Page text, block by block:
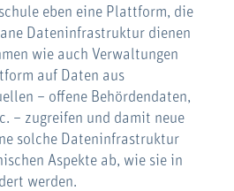
eben eine Plattform, die
Dateninfrastruktur dienen
wie auch Verwaltungen
auf Daten aus
– offene Behördendaten,
– zugreifen und damit neue
solche Dateninfrastruktur
Aspekte ab, wie sie in
werden.